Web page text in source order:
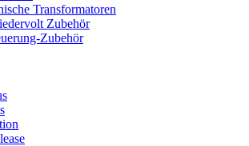
Transformatoren
Zubehör
Zubehör